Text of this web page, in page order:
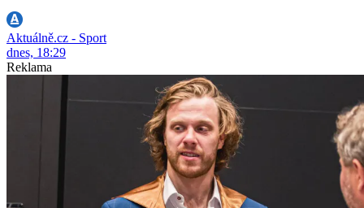
Aktuálně.cz - Sport
dnes, 18:29
Reklama